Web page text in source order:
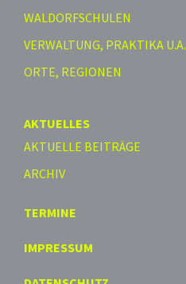
WALDORFSCHULEN
VERWALTUNG, PRAKTIKA U.A.
ORTE, REGIONEN
AKTUELLES
AKTUELLE BEITRÄGE
ARCHIV
TERMINE
IMPRESSUM